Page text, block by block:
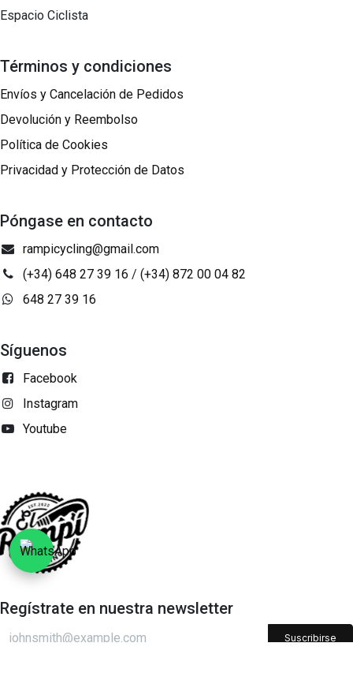
Espacio Ciclista
Términos y condiciones
Envíos y Cancelación de Pedidos
Devolución y Reembolso
Política de Cookies
Privacidad y Protección de Datos
Póngase en contacto
rampicycling@gmail.com
(+34) 648 27 39 16 / (+34) 872 00 04 82
648 27 39 16
Síguenos
Facebook
Instagram
Youtube
Regístrate en nuestra newsletter​
Suscribirse